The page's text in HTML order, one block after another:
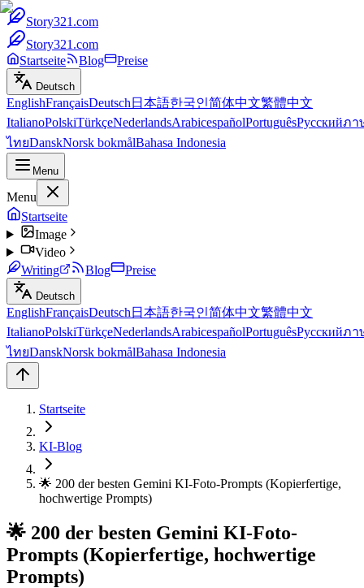
Story321.com
Story321.com
Startseite
Blog Preise
Deutsch
EnglishFrançaisDeutsch 日本語한국인简体中文繁體中文
ItalianoPolskiTürkçeNederlandsArabicespañolPortuguêsРусскийภา
ไทยDanskNorsk bokmålBahasa Indonesia
Menu
Menu
Startseite
Image
Video
Writing
Blog Preise
Deutsch
EnglishFrançaisDeutsch 日本語한국인简体中文繁體中文
ItalianoPolskiTürkçeNederlandsArabicespañolPortuguêsРусскийภา
ไทยDanskNorsk bokmålBahasa Indonesia
Startseite
KI-Blog
🌟 200 der besten Gemini KI-Foto-Prompts (Kopierfertige,
hochwertige Prompts)
🌟 200 der besten Gemini KI-Foto-
Prompts (Kopierfertige, hochwertige
Prompts)